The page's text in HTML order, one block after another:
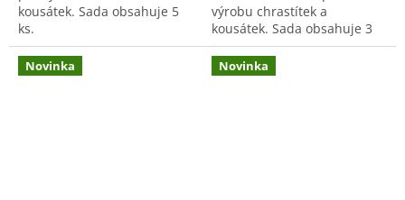
kousátek. Sada obsahuje 5
ks.
výrobu chrastítek a
kousátek. Sada obsahuje 3
ks.
Novinka Novinka